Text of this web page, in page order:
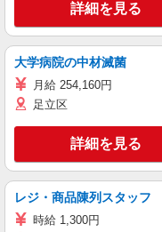
詳細を見る
大学病院の中材滅菌
月給 254,160円
足立区
詳細を見る
レジ・商品陳列スタッフ
時給 1,300円